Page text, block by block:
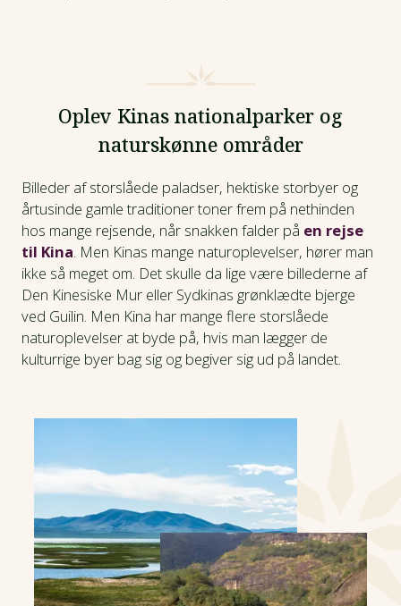
Oplev Kinas nationalparker og
naturskønne områder
Billeder af storslåede paladser, hektiske storbyer og
årtusinde gamle traditioner toner frem på nethinden
hos mange rejsende, når snakken falder på en rejse
til Kina. Men Kinas mange naturoplevelser, hører man
ikke så meget om. Det skulle da lige være billederne af
Den Kinesiske Mur eller Sydkinas grønklædte bjerge
ved Guilin. Men Kina har mange flere storslåede
naturoplevelser at byde på, hvis man lægger de
kulturrige byer bag sig og begiver sig ud på landet.